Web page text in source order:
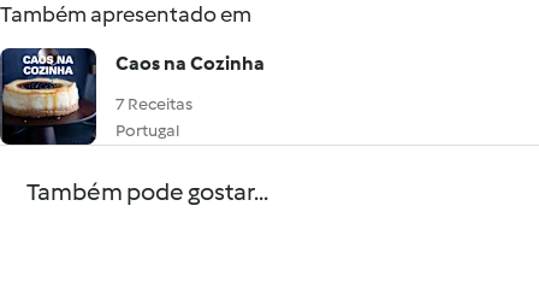
Também apresentado em
Caos na Cozinha
7 Receitas
Portugal
Também pode gostar...